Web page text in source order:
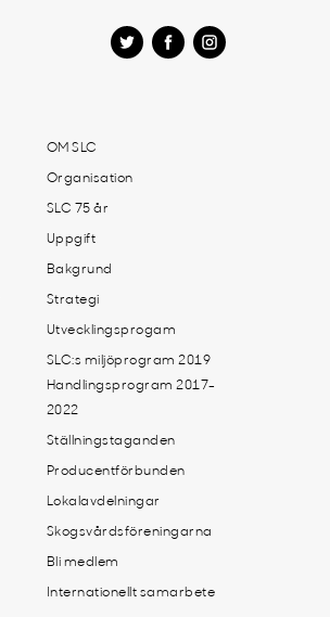
OM SLC
Organisation
SLC 75 år
Uppgift
Bakgrund
Strategi
Utvecklingsprogam
SLC:s miljöprogram 2019
Handlingsprogram 2017-
2022
Ställningstaganden
Producentförbunden
Lokalavdelningar
Skogsvårdsföreningarna
Bli medlem
Internationellt samarbete